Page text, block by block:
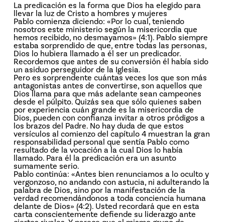
La predicación es la forma que Dios ha elegido para
llevar la luz de Cristo a hombres y mujeres
Pablo comienza diciendo: «Por lo cual, teniendo
nosotros este ministerio según la misericordia que
hemos recibido, no desmayamos» (4:1). Pablo siempre
estaba sorprendido de que, entre todas las personas,
Dios lo hubiera llamado a él ser un predicador.
Recordemos que antes de su conversión él había sido
un asiduo perseguidor de la Iglesia.
Pero es sorprendente cuántas veces los que son más
antagonistas antes de convertirse, son aquellos que
Dios llama para que más adelante sean campeones
desde el púlpito. Quizás sea que sólo quienes saben
por experiencia cuán grande es la misericordia de
Dios, pueden con confianza invitar a otros pródigos a
los brazos del Padre. No hay duda de que estos
versículos al comienzo del capítulo 4 muestran la gran
responsabilidad personal que sentía Pablo como
resultado de la vocación a la cual Dios lo había
llamado. Para él la predicación era un asunto
sumamente serio.
Pablo continúa: «Antes bien renunciamos a lo oculto y
vergonzoso, no andando con astucia, ni adulterando la
palabra de Dios, sino por la manifestación de la
verdad recomendándonos a toda conciencia humana
delante de Dios» (4:2). Usted recordará que en esta
carta conscientemente defiende su liderazgo ante